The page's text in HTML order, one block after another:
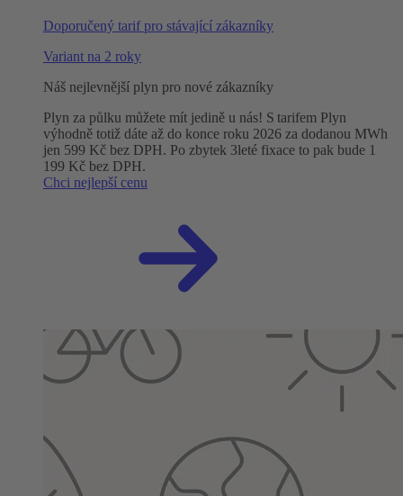
Doporučený tarif pro stávající zákazníky
Variant na 2 roky
Náš nejlevnější plyn pro nové zákazníky
Plyn za půlku můžete mít jedině u nás! S tarifem Plyn
výhodně totiž dáte až do konce roku 2026 za dodanou MWh
jen 599 Kč bez DPH. Po zbytek 3leté fixace to pak bude 1
199 Kč bez DPH.
Chci nejlepší cenu